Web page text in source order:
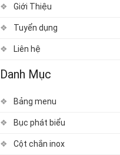
Giới Thiệu
Tuyển dụng
Liên hệ
Danh Mục
Bảng menu
Bục phát biểu
Cột chắn inox